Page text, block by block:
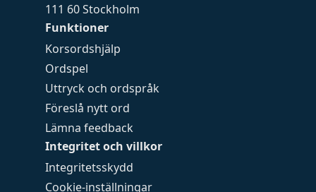
Funktioner
Korsordshjälp
Ordspel
Uttryck och ordspråk
Föreslå nytt ord
Lämna feedback
Integritet och villkor
Integritetsskydd
Cookie-inställningar
111 60 Stockholm